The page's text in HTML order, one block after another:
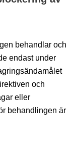
behandlar och
endast under
och
eller
behandlingen är